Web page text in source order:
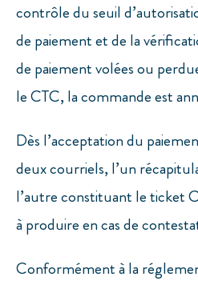
contrôle du seuil
de paiement et de la
de paiement volées ou
le CTC, la commande est
Dès l’acceptation du
deux courriels, l’un
l’autre constituant le ticket
à produire en cas de
Conformément à la